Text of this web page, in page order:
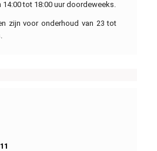
14:00 tot 18:00 uur doordeweeks.
zijn voor onderhoud van 23 tot